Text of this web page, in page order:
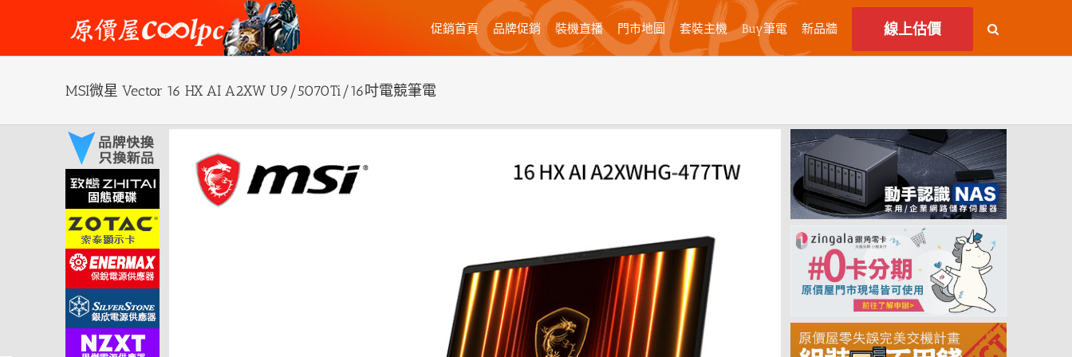
content
促銷首頁 品牌促銷 裝機直播 門市地圖 套裝主機 Buy筆電 新品牆 線上估價
MSI微星 Vector 16 HX AI A2XW U9/5070Ti/16吋電競筆電
Larger
Image